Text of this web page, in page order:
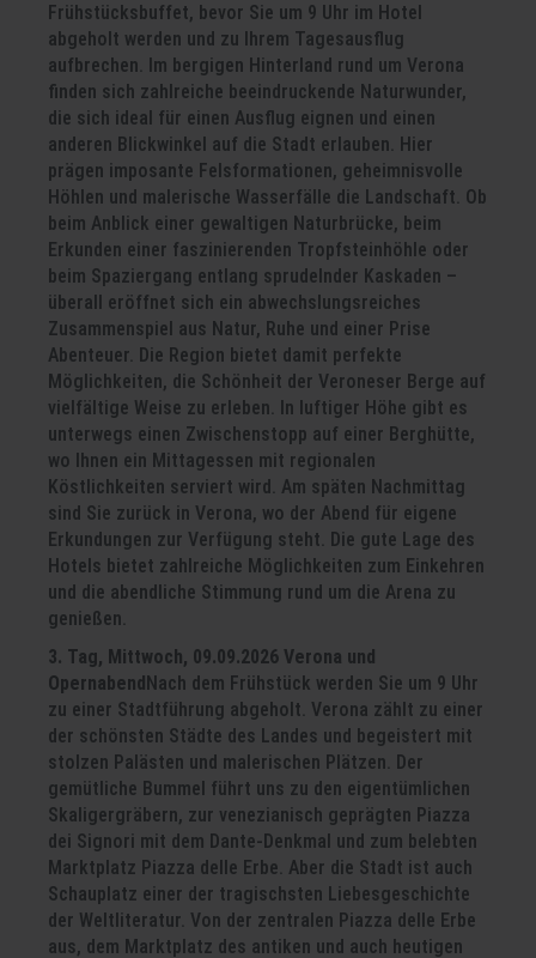
Frühstücksbuffet, bevor Sie um 9 Uhr im Hotel
abgeholt werden und zu Ihrem Tagesausflug
aufbrechen. Im bergigen Hinterland rund um Verona
finden sich zahlreiche beeindruckende Naturwunder,
die sich ideal für einen Ausflug eignen und einen
anderen Blickwinkel auf die Stadt erlauben. Hier
prägen imposante Felsformationen, geheimnisvolle
Höhlen und malerische Wasserfälle die Landschaft. Ob
beim Anblick einer gewaltigen Naturbrücke, beim
Erkunden einer faszinierenden Tropfsteinhöhle oder
beim Spaziergang entlang sprudelnder Kaskaden –
überall eröffnet sich ein abwechslungsreiches
Zusammenspiel aus Natur, Ruhe und einer Prise
Abenteuer. Die Region bietet damit perfekte
Möglichkeiten, die Schönheit der Veroneser Berge auf
vielfältige Weise zu erleben. In luftiger Höhe gibt es
unterwegs einen Zwischenstopp auf einer Berghütte,
wo Ihnen ein Mittagessen mit regionalen
Köstlichkeiten serviert wird. Am späten Nachmittag
sind Sie zurück in Verona, wo der Abend für eigene
Erkundungen zur Verfügung steht. Die gute Lage des
Hotels bietet zahlreiche Möglichkeiten zum Einkehren
und die abendliche Stimmung rund um die Arena zu
genießen.
3. Tag, Mittwoch, 09.09.2026 Verona und
OpernabendNach dem Frühstück werden Sie um 9 Uhr
zu einer Stadtführung abgeholt. Verona zählt zu einer
der schönsten Städte des Landes und begeistert mit
stolzen Palästen und malerischen Plätzen. Der
gemütliche Bummel führt uns zu den eigentümlichen
Skaligergräbern, zur venezianisch geprägten Piazza
dei Signori mit dem Dante-Denkmal und zum belebten
Marktplatz Piazza delle Erbe. Aber die Stadt ist auch
Schauplatz einer der tragischsten Liebesgeschichte
der Weltliteratur. Von der zentralen Piazza delle Erbe
aus, dem Marktplatz des antiken und auch heutigen